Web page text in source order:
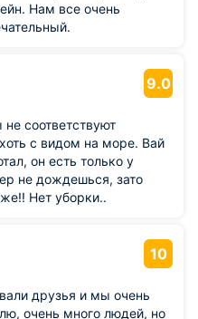
Нам все очень
9.0
соответствуют
с видом на море. Вай
он есть только у
не дождешься, зато
Нет уборки..
10
друзья и мы очень
очень много людей, но